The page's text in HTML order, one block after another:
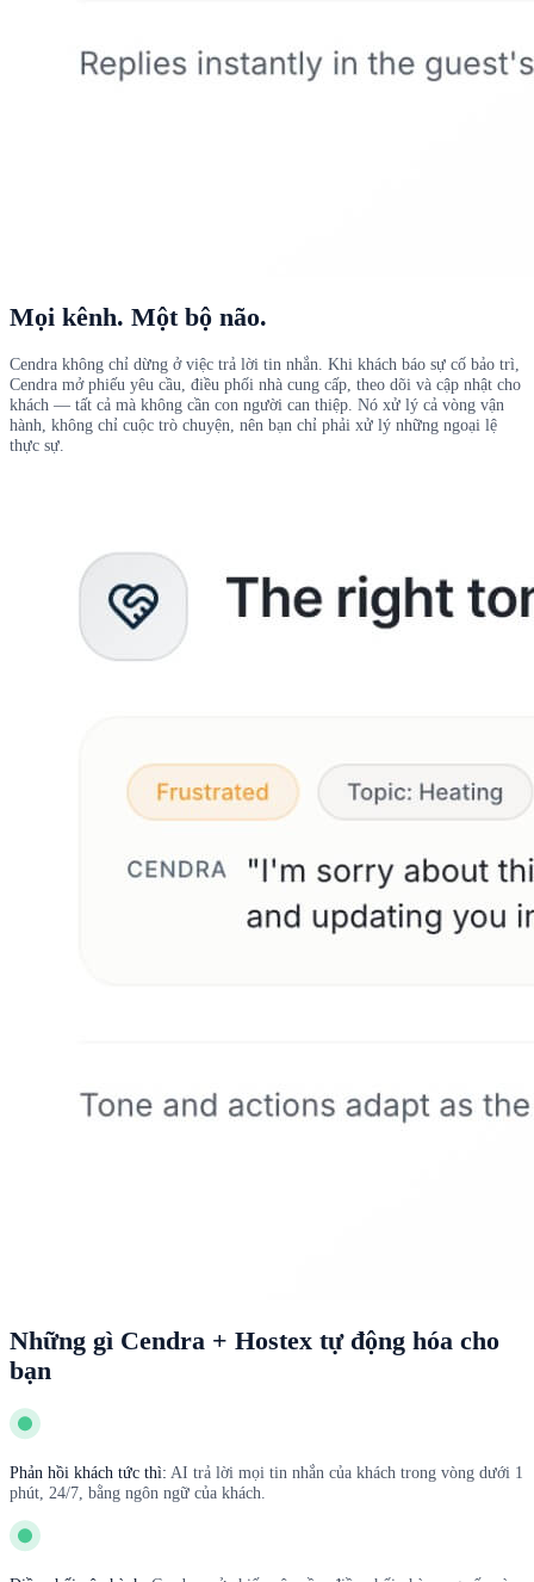
Mọi kênh. Một bộ não.
Cendra không chỉ dừng ở việc trả lời tin nhắn. Khi khách báo sự cố bảo trì,
Cendra mở phiếu yêu cầu, điều phối nhà cung cấp, theo dõi và cập nhật cho
khách — tất cả mà không cần con người can thiệp. Nó xử lý cả vòng vận
hành, không chỉ cuộc trò chuyện, nên bạn chỉ phải xử lý những ngoại lệ
thực sự.
Những gì Cendra + Hostex tự động hóa cho
bạn
Phản hồi khách tức thì: AI trả lời mọi tin nhắn của khách trong vòng dưới 1
phút, 24/7, bằng ngôn ngữ của khách.